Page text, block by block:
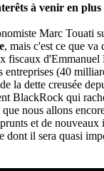
à venir en plus
Marc Touati
, mais c'est ce que va
fiscaux
entreprises (40
la dette creusée
BlackRock qui
nous allons
et de nouveaux
dont il sera quasi